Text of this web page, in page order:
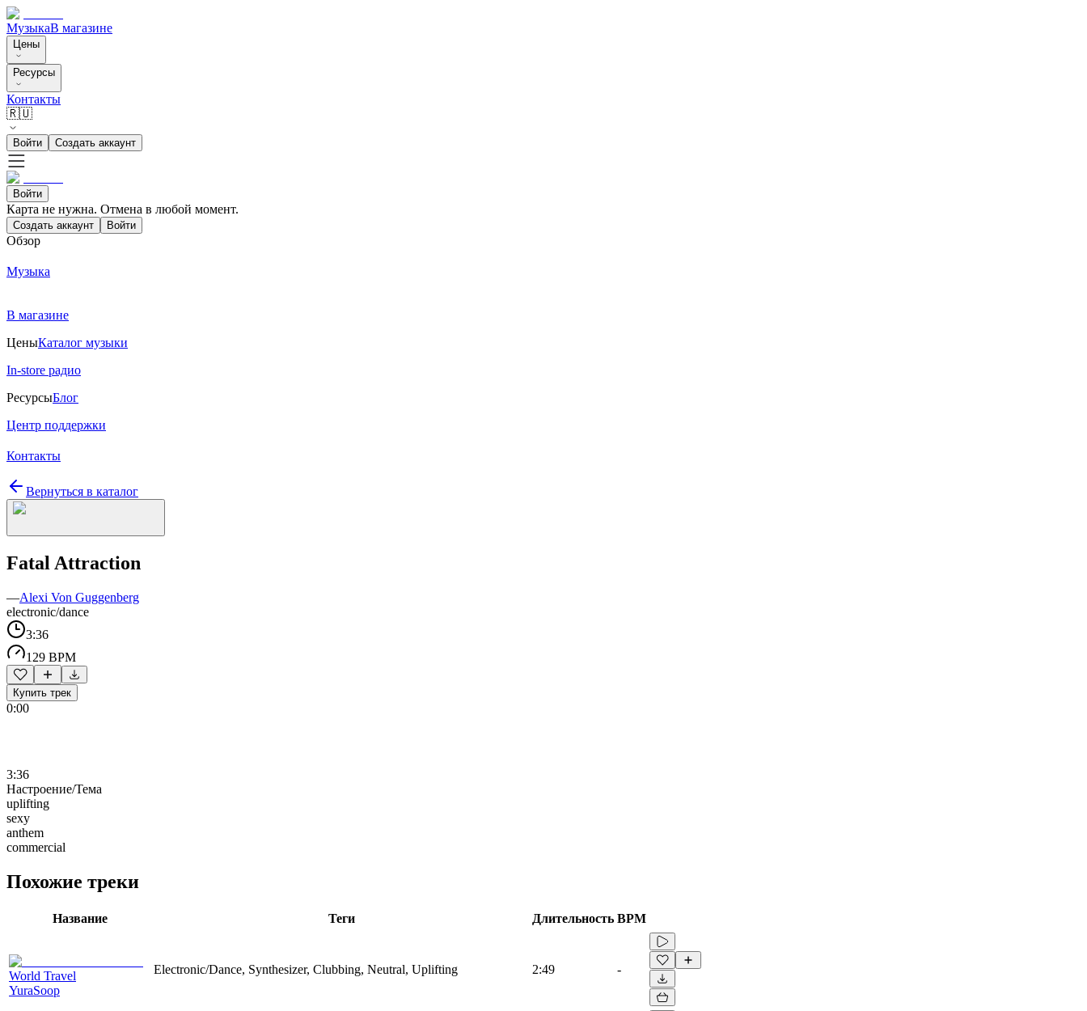
МузыкаВ магазине
Цены
Ресурсы
Контакты
🇷🇺
Войти Создать аккаунт
Войти
Карта не нужна. Отмена в любой момент.
Создать аккаунт Войти
Обзор
Музыка
В магазине
ЦеныКаталог музыки
In-store радио
РесурсыБлог
Центр поддержки
Контакты
Вернуться в каталог
Fatal Attraction
—Alexi Von Guggenberg
electronic/dance
3:36
129 BPM
Купить трек
0:00
3:36
Настроение/Тема
uplifting
sexy
anthem
commercial
Похожие треки
Название Теги Длительность BPM
World Travel
YuraSoop
Electronic/Dance, Synthesizer, Clubbing, Neutral, Uplifting 2:49 -